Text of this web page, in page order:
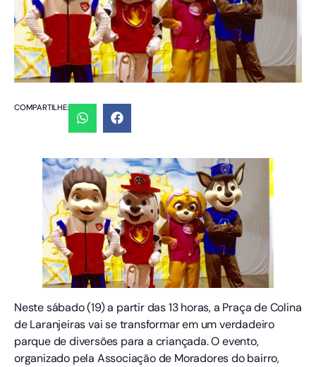
COMPARTILHE:
Neste sábado (19) a partir das 13 horas, a Praça de Colina
de Laranjeiras vai se transformar em um verdadeiro
parque de diversões para a criançada. O evento,
organizado pela Associação de Moradores do bairro,